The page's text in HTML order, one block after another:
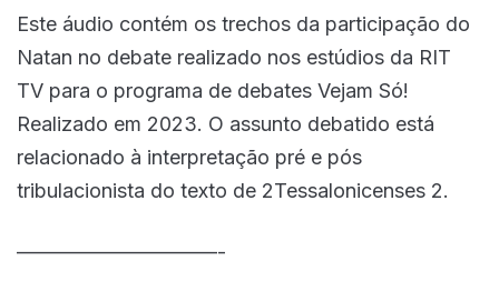
Este áudio contém os trechos da participação do
Natan no debate realizado nos estúdios da RIT
TV para o programa de debates Vejam Só!
Realizado em 2023. O assunto debatido está
relacionado à interpretação pré e pós
tribulacionista do texto de 2Tessalonicenses 2.
——————————-